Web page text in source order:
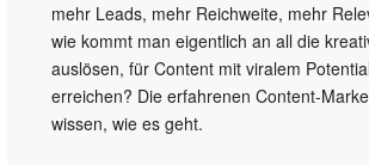
mehr Leads, mehr Reichweite, mehr
wie kommt man eigentlich an all die
auslösen, für Content mit viralem
erreichen? Die erfahrenen Content-
wissen, wie es geht.